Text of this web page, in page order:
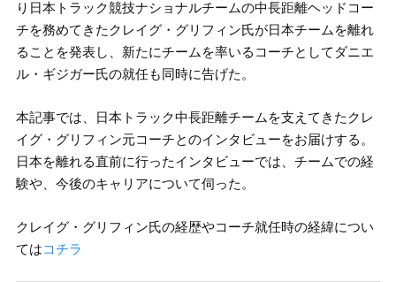
り日本トラック競技ナショナルチームの中長距離ヘッドコー
チを務めてきたクレイグ・グリフィン氏が日本チームを離れ
ることを発表し、新たにチームを率いるコーチとしてダニエ
ル・ギジガー氏の就任も同時に告げた。
本記事では、日本トラック中長距離チームを支えてきたクレ
イグ・グリフィン元コーチとのインタビューをお届けする。
日本を離れる直前に行ったインタビューでは、チームでの経
験や、今後のキャリアについて伺った。
クレイグ・グリフィン氏の経歴やコーチ就任時の経緯につい
てはコチラ